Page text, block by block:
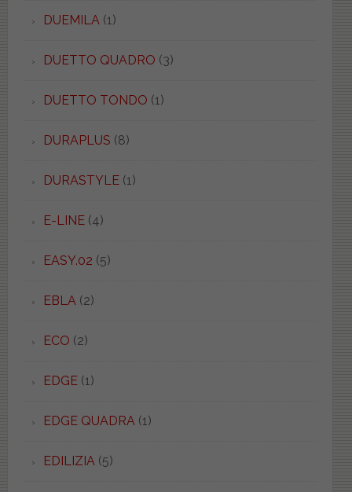
DUEMILA (1)
DUETTO QUADRO (3)
DUETTO TONDO (1)
DURAPLUS (8)
DURASTYLE(1)
E-LINE(4)
EASY.02 (5)
EBLA (2)
ECO (2)
EDGE(1)
EDGE QUADRA (1)
EDILIZIA (5)